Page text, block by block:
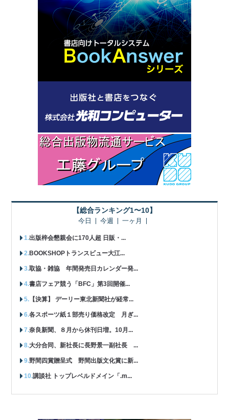
【総合ランキング1〜10】
今日 今週 一ヶ月
出版梓会懇親会に170人超 日販・...
BOOKSHOPトランスビュー大江...
取協・雑協 年間発売日カレンダー発...
書店フェア競う「BFC」第3回開催...
【決算】 デーリー東北新聞社が経常...
各スポーツ紙１部売り価格改定 月ぎ...
奈良新聞、８月から休刊日増。10月...
大分合同、新社長に長野景一副社長 ...
野間四賞贈呈式 野間出版文化賞に新...
講談社 トップレベルドメイン「.m...